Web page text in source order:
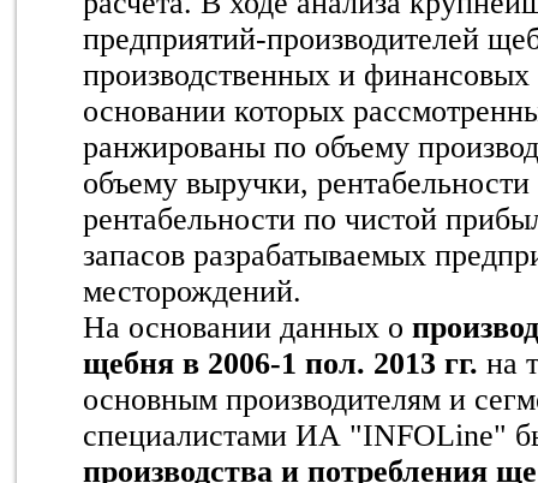
предприятий-производителей
производственных и финансовых
основании которых
ранжированы по объему
объему выручки,
рентабельности по чистой
запасов разрабатываемых
месторождений.
На основании данных о
щебня в 2006-1 пол. 2013 гг. на
основным производителям и
специалистами ИА "INFOLine"
производства и потребления